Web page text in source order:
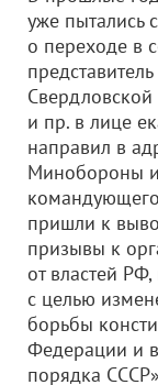
уже пытались
о переходе в
и пр. в лице
направил в
Минобороны
пришли к
призывы к
от властей
с целью
борьбы
Федерации и
порядка